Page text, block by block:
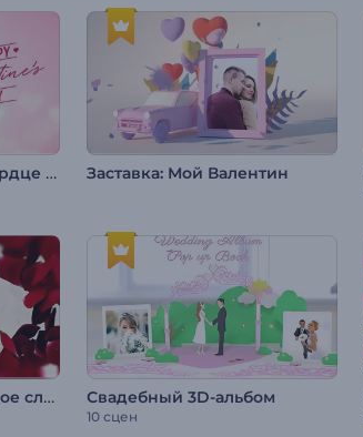
Заставка: Дымчатое сердце на День св. Валентина Заставка: Мой Валентин
Современное свадебное слайд-шоу Свадебный 3D-альбом
10 сцен